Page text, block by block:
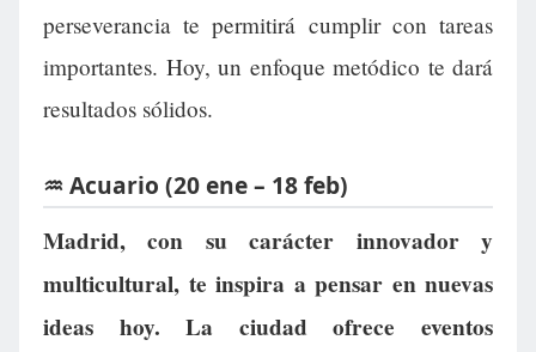
perseverancia te permitirá cumplir con tareas
importantes. Hoy, un enfoque metódico te dará
resultados sólidos.
♒ Acuario (20 ene – 18 feb)
Madrid, con su carácter innovador y
multicultural, te inspira a pensar en nuevas
ideas hoy. La ciudad ofrece eventos